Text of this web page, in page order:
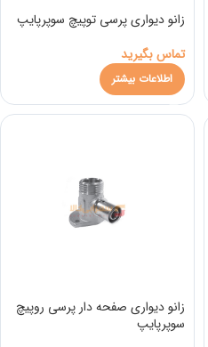
زانو دیواری پرسی توپیچ سوپرپایپ
تماس بگیرید
اطلاعات بیشتر
زانو دیواری صفحه دار پرسی روپیچ
سوپرپایپ